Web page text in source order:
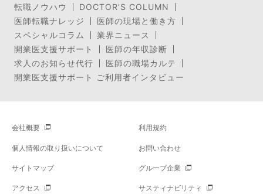
転職ノウハウ
DOCTOR’S COLUMN
医師転職ナレッジ
医師の現場と働き方
スペシャルコラム
業界ニュース
開業医支援サポート
医師の年収診断
求人のお知らせ代行
医師の職場カルテ
開業医支援サポート ご利用者インタビュー
会社概要 利用規約
個人情報の取り扱いについて お問い合わせ
サイトマップ グループ企業
アクセス サスティナビリティ